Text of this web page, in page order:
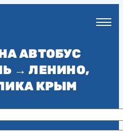
АВТОБУС
→ ЛЕНИНО,
КРЫМ